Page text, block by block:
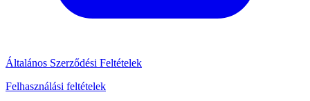
Általános Szerződési Feltételek
Felhasználási feltételek